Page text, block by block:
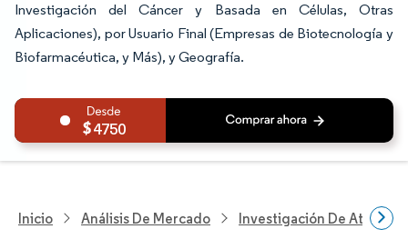
Investigación del Cáncer y Basada en Células, Otras
Aplicaciones), por Usuario Final (Empresas de Biotecnología y
Biofarmacéutica, y Más), y Geografía.
4750
Inicio Análisis De Mercado Investigación De